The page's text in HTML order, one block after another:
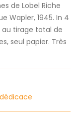
de Lobel Riche
Wapler, 1945. In 4
tirage total de
seul papier. Très
dédicace